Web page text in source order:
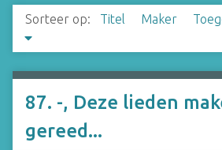
Sorteer op: Titel Maker
87. -, Deze lieden
gereed...